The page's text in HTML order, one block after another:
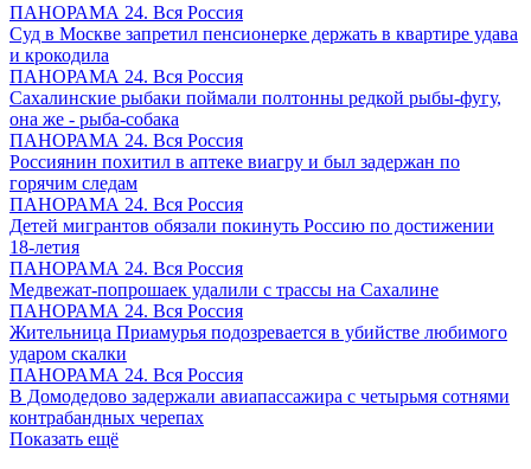
ПАНОРАМА 24. Вся Россия
Суд в Москве запретил пенсионерке держать в квартире удава
и крокодила
ПАНОРАМА 24. Вся Россия
Сахалинские рыбаки поймали полтонны редкой рыбы-фугу,
она же - рыба-собака
ПАНОРАМА 24. Вся Россия
Россиянин похитил в аптеке виагру и был задержан по
горячим следам
ПАНОРАМА 24. Вся Россия
Детей мигрантов обязали покинуть Россию по достижении
18-летия
ПАНОРАМА 24. Вся Россия
Медвежат-попрошаек удалили с трассы на Сахалине
ПАНОРАМА 24. Вся Россия
Жительница Приамурья подозревается в убийстве любимого
ударом скалки
ПАНОРАМА 24. Вся Россия
В Домодедово задержали авиапассажира с четырьмя сотнями
контрабандных черепах
Показать ещё